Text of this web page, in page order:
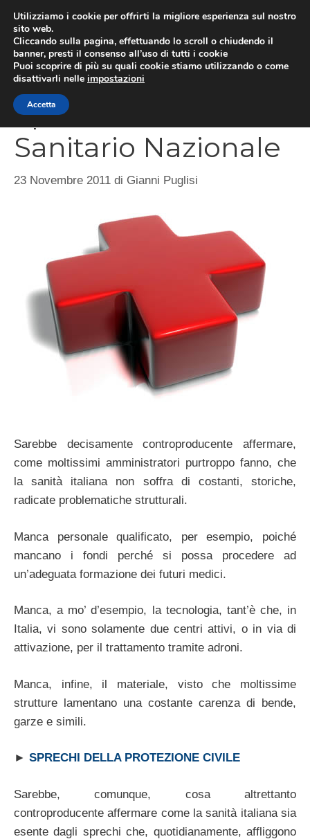
contenuto
Sprechi del Sistema
Sanitario Nazionale
23 Novembre 2011 di Gianni Puglisi
Sarebbe decisamente controproducente affermare,
come moltissimi amministratori purtroppo fanno, che
la sanità italiana non soffra di costanti, storiche,
radicate problematiche strutturali.
Manca personale qualificato, per esempio, poiché
mancano i fondi perché si possa procedere ad
un’adeguata formazione dei futuri medici.
Manca, a mo’ d’esempio, la tecnologia, tant’è che, in
Italia, vi sono solamente due centri attivi, o in via di
attivazione, per il trattamento tramite adroni.
Manca, infine, il materiale, visto che moltissime
strutture lamentano una costante carenza di bende,
garze e simili.
► SPRECHI DELLA PROTEZIONE CIVILE
Sarebbe, comunque, cosa altrettanto
controproducente affermare come la sanità italiana sia
esente dagli sprechi che, quotidianamente, affliggono
Utilizziamo i cookie per offrirti la migliore esperienza sul nostro
sito web.
Cliccando sulla pagina, effettuando lo scroll o chiudendo il
banner, presti il consenso all’uso di tutti i cookie
Puoi scoprire di più su quali cookie stiamo utilizzando o come
disattivarli nelle impostazioni
Accetta